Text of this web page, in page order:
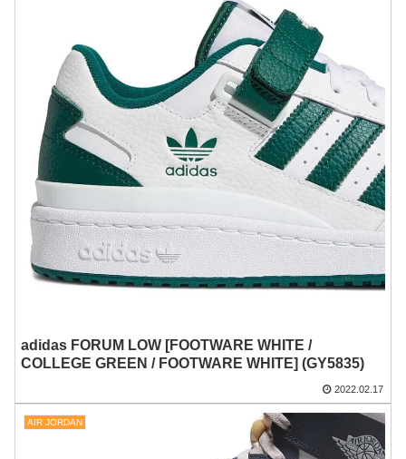
adidas FORUM LOW [FOOTWARE WHITE /
COLLEGE GREEN / FOOTWARE WHITE] (GY5835)
2022.02.17
AIR JORDAN